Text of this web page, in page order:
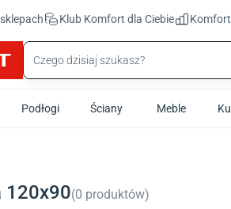
Klub Komfort dla Ciebie
Podłogi Ściany Meble
120x90(0 produktów)